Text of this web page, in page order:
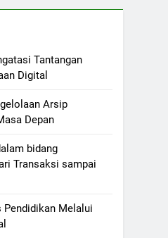
Tantangan
Digital
Arsip
Depan
bidang
Transaksi sampai
Melalui